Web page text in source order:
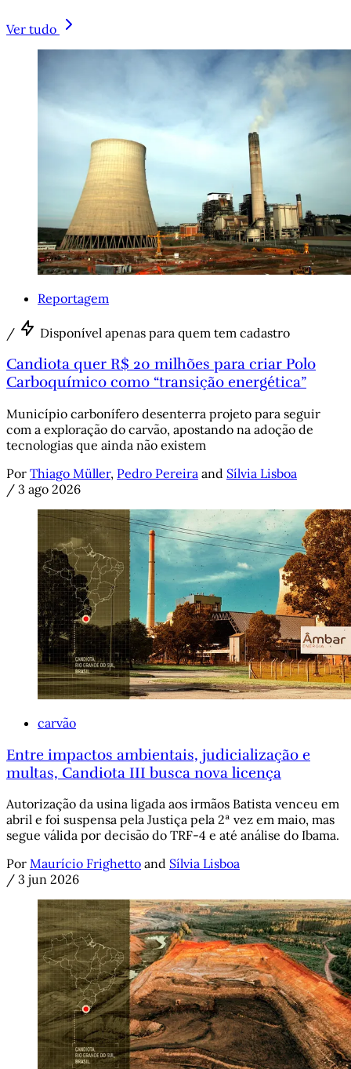
Ver tudo
Reportagem
/ Disponível apenas para quem tem cadastro
Candiota quer R$ 20 milhões para criar Polo
Carboquímico como “transição energética”
Município carbonífero desenterra projeto para seguir
com a exploração do carvão, apostando na adoção de
tecnologias que ainda não existem
Por Thiago Müller, Pedro Pereira and Sílvia Lisboa
/ 3 ago 2026
carvão
Entre impactos ambientais, judicialização e
multas, Candiota III busca nova licença
Autorização da usina ligada aos irmãos Batista venceu em
abril e foi suspensa pela Justiça pela 2ª vez em maio, mas
segue válida por decisão do TRF-4 e até análise do Ibama.
Por Maurício Frighetto and Sílvia Lisboa
/ 3 jun 2026